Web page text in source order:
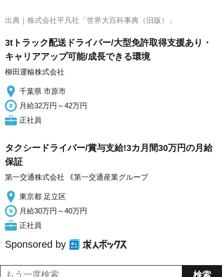
出典｜ 株式会社平凡社「世界大百科事典（旧版）」
3tトラック配送ドライバー/大型免許取得支援あり・
キャリアアップ可能/成長できる環境
柳田運輸株式会社
千葉県 市原市
月給32万円～42万円
正社員
タクシードライバー/賞与支給!3カ月間30万円の月給
保証
第一交通株式会社 ｟第一交通産業グループ
東京都 足立区
月給30万円～40万円
正社員
Sponsored by